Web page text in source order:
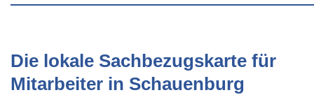
Die lokale Sachbezugskarte für
Mitarbeiter in Schauenburg